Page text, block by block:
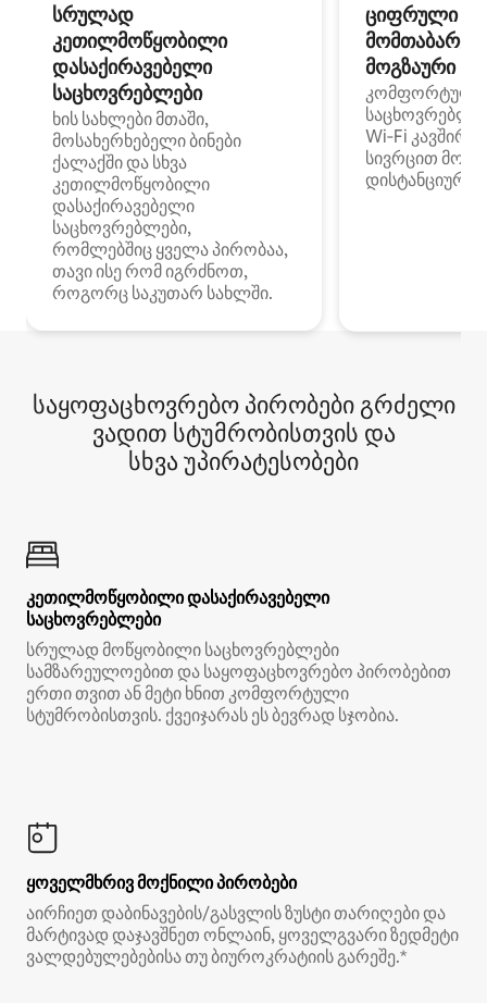
სრულად
კეთილმოწყობილი
დასაქირავებელი
საცხოვრებლები
ხის სახლები მთაში,
მოსახერხებელი ბინები
ქალაქში და სხვა
კეთილმოწყობილი
დასაქირავებელი
საცხოვრებლები,
რომლებშიც ყველა პირობაა,
თავი ისე რომ იგრძნოთ,
როგორც საკუთარ სახლში.
ციფრული
მოგზაური
კომფორტული
Wi‑Fi
სივრცით
დისტანციური
საყოფაცხოვრებო პირობები გრძელი
ვადით სტუმრობისთვის და
სხვა უპირატესობები
კეთილმოწყობილი დასაქირავებელი
საცხოვრებლები
სრულად მოწყობილი საცხოვრებლები
სამზარეულოებით და საყოფაცხოვრებო პირობებით
ერთი თვით ან მეტი ხნით კომფორტული
სტუმრობისთვის. ქვეიჯარას ეს ბევრად სჯობია.
ყოველმხრივ მოქნილი პირობები
აირჩიეთ დაბინავების/გასვლის ზუსტი თარიღები და
მარტივად დაჯავშნეთ ონლაინ, ყოველგვარი ზედმეტი
ვალდებულებებისა თუ ბიუროკრატიის გარეშე.*